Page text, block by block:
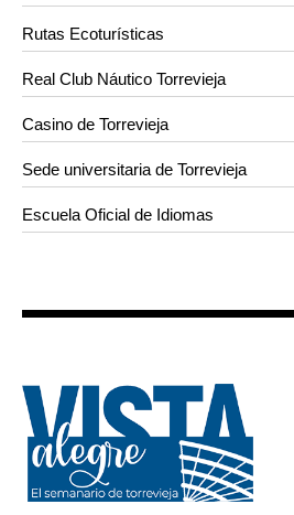
Rutas Ecoturísticas
Real Club Náutico Torrevieja
Casino de Torrevieja
Sede universitaria de Torrevieja
Escuela Oficial de Idiomas